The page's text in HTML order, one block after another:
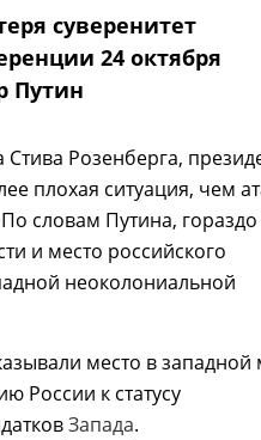
суверенитет
24 октября
Путин
Розенберга,
плохая ситуация, чем
словам Путина, гораздо
и место российского
неоколониальной
место в западной
России к статусу
Запада.